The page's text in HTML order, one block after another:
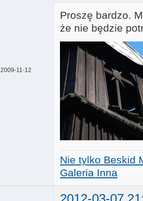
2009-11-12
Proszę bardzo.
że nie będzie
Nie tylko Beskid
Galeria Inna